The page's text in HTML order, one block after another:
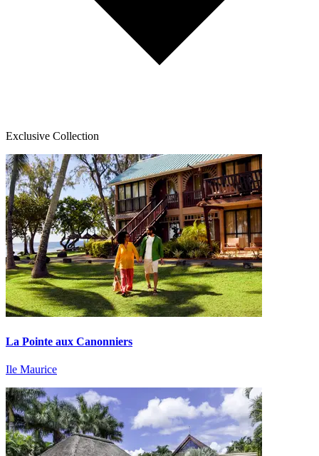
Exclusive Collection
La Pointe aux Canonniers
Ile Maurice